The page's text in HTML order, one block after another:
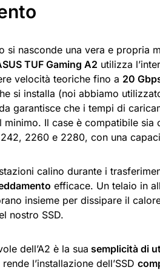
si nasconde una vera e propria
TUF Gaming A2 utilizza
velocità teoriche fino a 20
si installa (noi abbiamo
garantisce che i tempi di
minimo. Il case è compatibile sia
2260 e 2280, con una
calino durante i
efficace. Un telaio in
insieme per dissipare il
nostro SSD.
dell’A2 è la sua semplicità di
rende l’installazione dell’SSD